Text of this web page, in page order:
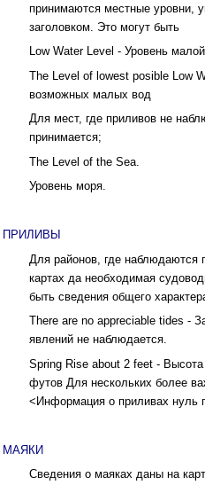
принимаются местные уровни,
заголовком. Это могут быть
Low Water Level - Уровень
The Level of lowest posible Low
возможных малых вод
Для мест, где приливов не
принимается;
The Level of the Sea.
Уровень моря.
ПРИЛИВЫ
Для районов, где наблюдаются
картах да необходимая
быть сведения общего
There are no appreciable tides -
явлений не наблюдается.
Spring Rise about 2 feet - Высота
футов Для нескольких более
<Информация о приливах нуль
МАЯКИ
Сведения о маяках даны на